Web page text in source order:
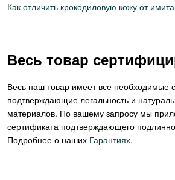
Как отличить крокодиловую кожу от
Весь товар
Весь наш товар имеет все необходимые
подтверждающие легальность и
материалов. По вашему запросу мы
сертификата подтверждающего
Подробнее о наших Гарантиях.